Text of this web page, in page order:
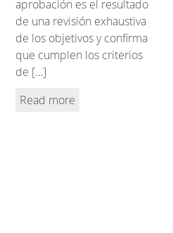
aprobación es el resultado
de una revisión exhaustiva
de los objetivos y confirma
que cumplen los criterios
de […]
Read more